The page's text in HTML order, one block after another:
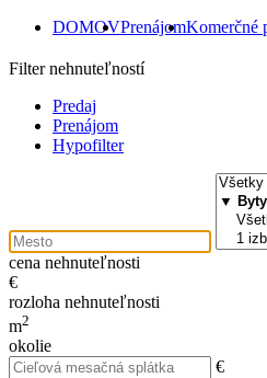
DOMOVPrenájomKomerčné
Filter nehnuteľností
Predaj
Prenájom
Hypofilter
cena nehnuteľnosti
€
rozloha nehnuteľnosti
m2
okolie
€